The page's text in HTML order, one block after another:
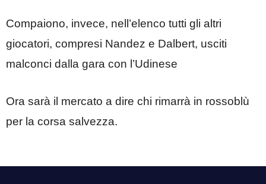
Compaiono, invece, nell’elenco tutti gli altri
giocatori, compresi Nandez e Dalbert, usciti
malconci dalla gara con l’Udinese
Ora sarà il mercato a dire chi rimarrà in rossoblù
per la corsa salvezza.